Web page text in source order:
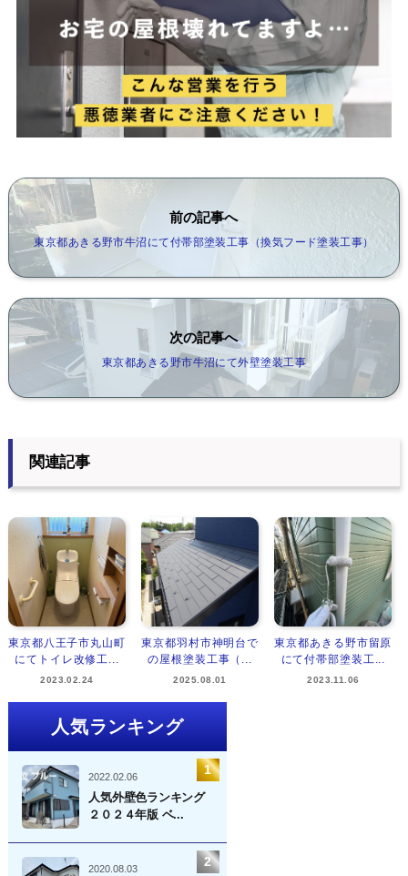
前の記事へ
東京都あきる野市牛沼にて付帯部塗装工事（換気フード塗装工事）
次の記事へ
東京都あきる野市牛沼にて外壁塗装工事
関連記事
東京都八王子市丸山町
にてトイレ改修工...
2023.02.24
東京都羽村市神明台で
の屋根塗装工事（...
2025.08.01
東京都あきる野市留原
にて付帯部塗装工...
2023.11.06
人気ランキング
2022.02.06
人気外壁色ランキング
２０２４年版 ベ...
2020.08.03